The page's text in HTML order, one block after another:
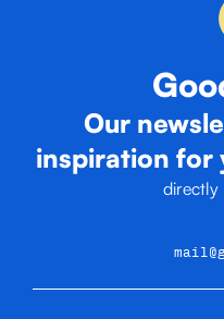
Our
inspiration for
directly